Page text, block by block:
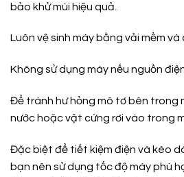
bảo khử mùi hiệu quả.
Luôn vệ sinh máy bằng vải mềm
Không sử dụng máy nếu nguồn
Để tránh hư hỏng mô tơ bên trong
nước hoặc vật cứng rơi vào trong
Đặc biệt để tiết kiệm điện và kéo
bạn nên sử dụng tốc độ máy phù